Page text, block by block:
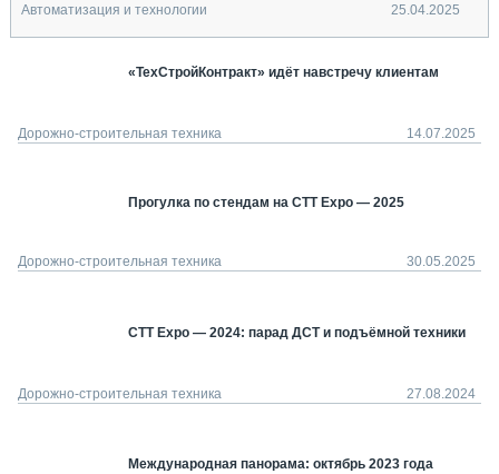
Автоматизация и технологии 25.04.2025
«ТехСтройКонтракт» идёт навстречу клиентам
Дорожно-строительная техника 14.07.2025
Прогулка по стендам на СТТ Expo — 2025
Дорожно-строительная техника 30.05.2025
СТТ Expo — 2024: парад ДСТ и подъёмной техники
Дорожно-строительная техника 27.08.2024
Международная панорама: октябрь 2023 года